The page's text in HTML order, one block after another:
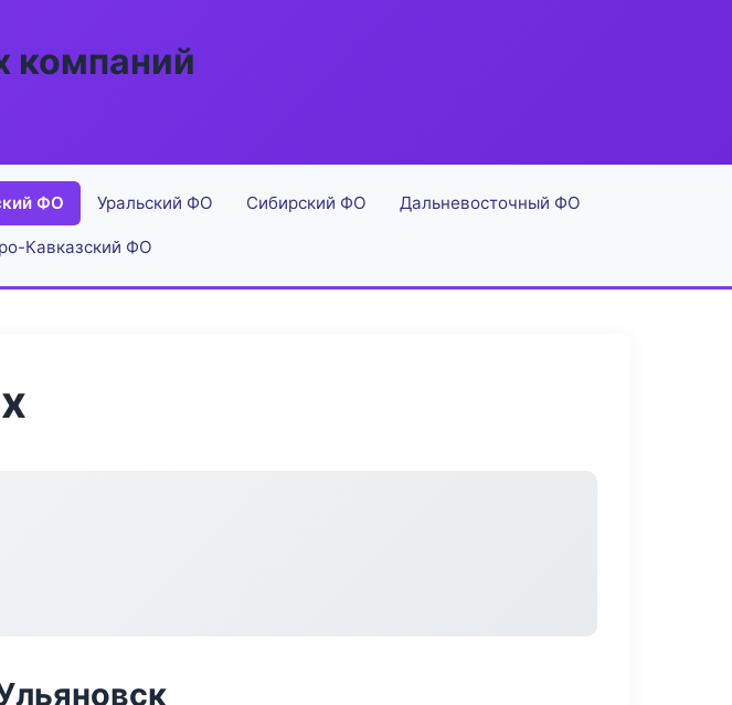
компаний
ФО Уральский ФО Сибирский ФО Дальневосточный ФО
Кавказский ФО